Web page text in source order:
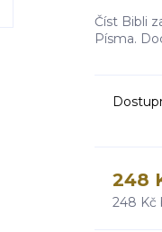
Číst Bibli
Písma.
248
248 Kč